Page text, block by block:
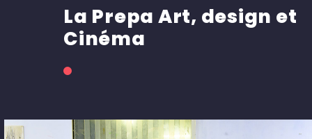
La Prepa Art, design et
Cinéma